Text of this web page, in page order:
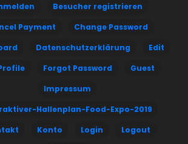
Besucher registrieren
Payment
Change Password
Datenschutzerklärung
Edit
Forgot Password
Guest
Impressum
Hallenplan-Food-Expo-2019
Konto Login
Logout